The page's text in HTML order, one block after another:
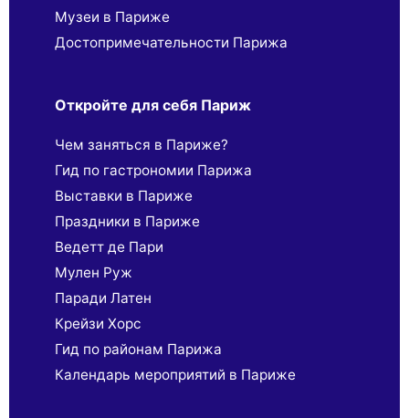
Музеи в Париже
Достопримечательности Парижа
Откройте для себя Париж
Чем заняться в Париже?
Гид по гастрономии Парижа
Выставки в Париже
Праздники в Париже
Ведетт де Пари
Мулен Руж
Паради Латен
Крейзи Хорс
Гид по районам Парижа
Календарь мероприятий в Париже